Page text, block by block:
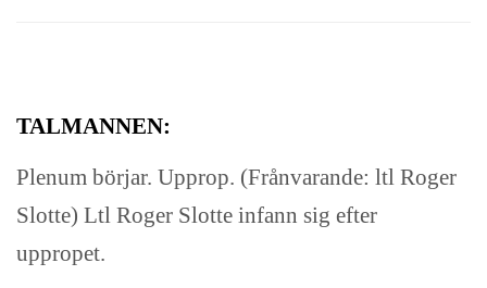
TALMANNEN:
Plenum börjar. Upprop. (Frånvarande: ltl Roger
Slotte) Ltl Roger Slotte infann sig efter
uppropet.